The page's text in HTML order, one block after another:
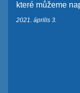
které můžeme
2021. április 3.